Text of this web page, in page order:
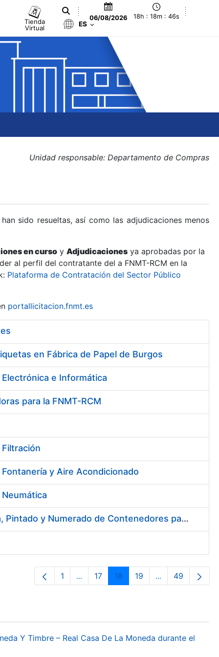
Tienda
Virtual
06/08/2026 18h : 18m : 46s
ES
Unidad responsable: Departamento de Compras
sido resueltas, así como las adjudicaciones menos
en curso y Adjudicaciones ya aprobadas por la
al perfil del contratante del a FNMT-RCM en la
Plataforma de Contratación del Sector Público
portallicitacion.fnmt.es
en Fábrica de Papel de Burgos
e Informática
para la FNMT-RCM
y Aire Acondicionado
Contratación del Servicio de Reforma de la Embocadura, Limpieza, Pintado y Numerado de Contenedores para Moneda de la FNMT-RCM
Página
1 ...Páginas intermedias Use TAB para
Página
17 Página
18 Página
19 ...PáginasPágina
49
Y Timbre – Real Casa De La Moneda durante el